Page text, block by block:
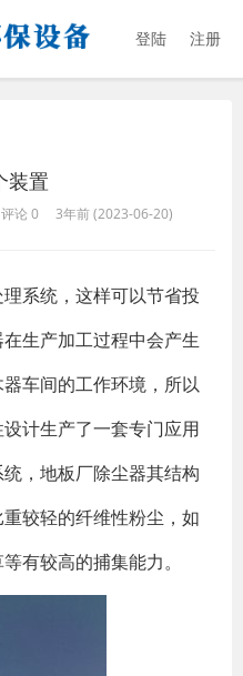
登陆 注册
装置
评论 0 3年前 (2023-06-20)
系统，这样可以节省投
生产加工过程中会产生
车间的工作环境，所以
计生产了一套专门应用
，地板厂除尘器其结构
较轻的纤维性粉尘，如
有较高的捕集能力。